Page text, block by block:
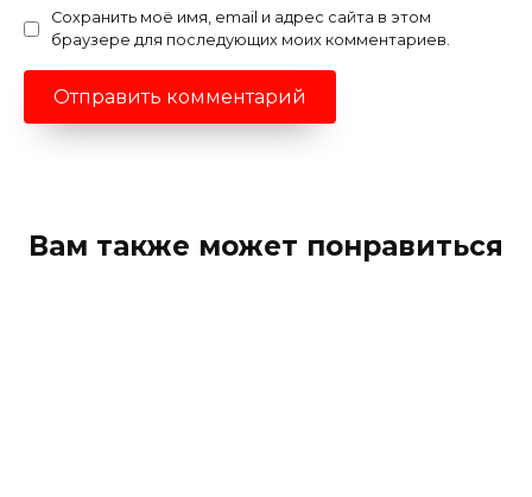
Сохранить моё имя, email и адрес сайта в этом
браузере для последующих моих комментариев.
Вам также может понравиться